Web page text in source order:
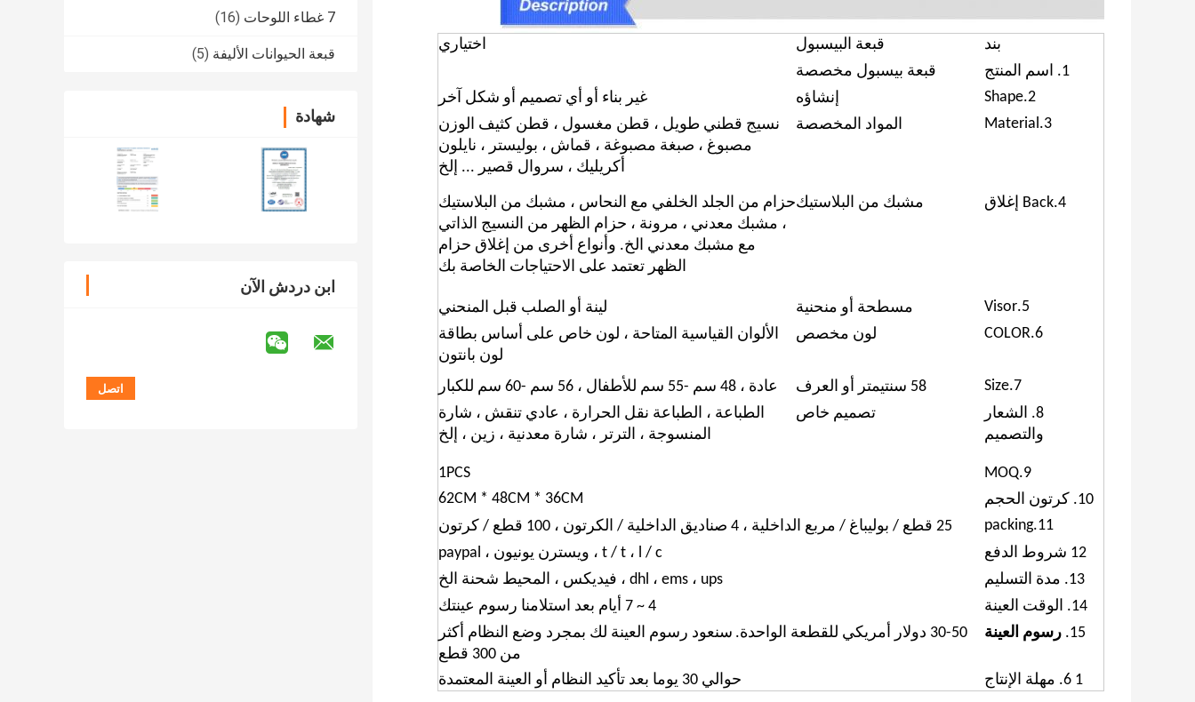
7 غطاء اللوحات (16)
قبعة الحيوانات الأليفة (5)
شهادة
ابن دردش الآن
بند قبعة البيسبول
اختياري
1. اسم المنتج
قبعة بيسبول مخصصة
2.Shape
إنشاؤه
غير بناء أو أي تصميم أو شكل آخر
3.Material
المواد المخصصة
نسيج قطني طويل ، قطن مغسول ، قطن كثيف الوزن
مصبوغ ، صبغة مصبوغة ، قماش ، بوليستر ، نايلون
أكريليك ، سروال قصير ... إلخ
4.Back إغلاق مشبك من البلاستيكحزام من الجلد الخلفي مع النحاس ، مشبك من البلاستيك
، مشبك معدني ، مرونة ، حزام الظهر من النسيج الذاتي
مع مشبك معدني الخ. وأنواع أخرى من إغلاق حزام
الظهر تعتمد على الاحتياجات الخاصة بك
5.Visor مسطحة أو منحنية
لينة أو الصلب قبل المنحني
6.COLOR
لون مخصص
الألوان القياسية المتاحة ، لون خاص على أساس بطاقة
لون بانتون
7.Size
58 سنتيمتر أو العرف
عادة ، 48 سم -55 سم للأطفال ، 56 سم -60 سم للكبار
8. الشعار
والتصميم
تصميم خاص
الطباعة ، الطباعة نقل الحرارة ، عادي تنقش ، شارة
المنسوجة ، الترتر ، شارة معدنية ، زين ، إلخ
9.MOQ
1PCS
10. كرتون الحجم
62CM * 48CM * 36CM
11.packing
25 قطع / بوليباغ / مربع الداخلية ، 4 صناديق الداخلية / الكرتون ، 100 قطع / كرتون
12 شروط الدفع
t / t ، l / c ، ويسترن يونيون ، paypal
13. مدة التسليم
dhl ، ems ، ups ، فيديكس ، المحيط شحنة الخ
14. الوقت العينة
4 ~ 7 أيام بعد استلامنا رسوم عينتك
15. رسوم العينة 30-50 دولار أمريكي للقطعة الواحدة.
سنعود رسوم العينة لك بمجرد وضع النظام أكثر
من 300 قطع
1 6. مهلة الإنتاج
حوالي 30 يوما بعد تأكيد النظام أو العينة المعتمدة